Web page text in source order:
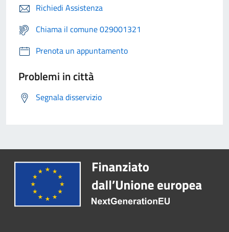
Richiedi Assistenza
Chiama il comune 029001321
Prenota un appuntamento
Problemi in città
Segnala disservizio